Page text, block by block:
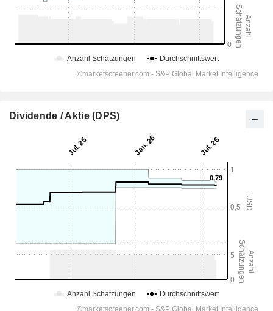
Dividende / Aktie (DPS)